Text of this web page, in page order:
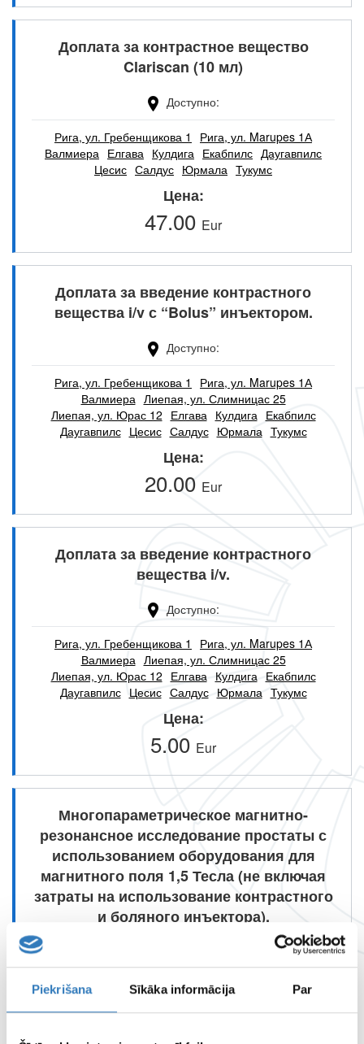
Piekrišana Sīkāka informācija Par
Доплата за контрастное вещество
Clariscan (10 мл)
Доступно
Рига, ул. Гребенщикова 1
Рига, ул. Marupes 1А
Валмиера Елгава Кулдига Екабпилс Даугавпилс
Цесис Салдус Юрмала Тукумс
Цена
47.00 Eur
Доплата за введение контрастного
вещества i/v с “Bolus” инъектором.
Доступно
Рига, ул. Гребенщикова 1
Рига, ул. Marupes 1А
Валмиера Лиепая, ул. Слимницас 25
Лиепая, ул. Юрас 12 Елгава Кулдига Екабпилс
Даугавпилс Цесис Салдус Юрмала Тукумс
Цена
20.00 Eur
Доплата за введение контрастного
вещества i/v.
Доступно
Рига, ул. Гребенщикова 1
Рига, ул. Marupes 1А
Валмиера Лиепая, ул. Слимницас 25
Лиепая, ул. Юрас 12 Елгава Кулдига Екабпилс
Даугавпилс Цесис Салдус Юрмала Тукумс
Цена
5.00 Eur
Многопараметрическое магнитно-
резонансное исследование простаты с
использованием оборудования для
магнитного поля 1,5 Тесла (не включая
затраты на использование контрастного
и боляного инъектора).
Рига, ул. Гребенщикова 1 Рига, ул. Marupes 1А